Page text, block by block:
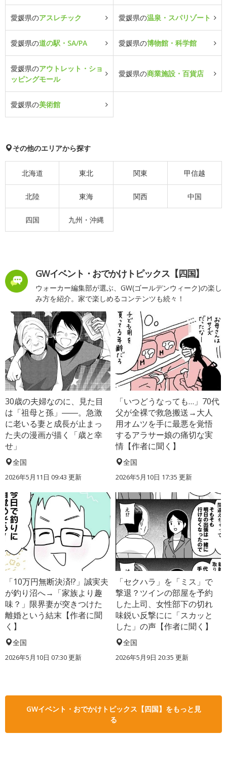
愛媛県のアスレチック 愛媛県の温泉・スパリゾート
愛媛県の道の駅・SA/PA 愛媛県の博物館・科学館
愛媛県のアウトレット・ショ
ッピングモール
愛媛県の商業施設・百貨店
愛媛県の美術館
その他のエリアから探す
北海道 東北 関東 甲信越
北陸 東海 関西 中国
四国 九州・沖縄
GWイベント・おでかけトピックス【四国】
ウォーカー編集部が選ぶ、GW(ゴールデンウィーク)の楽し
み方を紹介。家で楽しめるコンテンツも続々！
30歳の夫婦なのに、見た目
は「祖母と孫」――。急激
に老いる妻と成長が止まっ
た夫の漫画が描く「歳と幸
せ」
全国
2026年5月11日 09:43 更新
「いつどうなっても…」70代
父が全裸で救急搬送→大人
用オムツを手に最悪を覚悟
するアラサー娘の痛切な実
情【作者に聞く】
全国
2026年5月10日 17:35 更新
「10万円無断決済!?」誠実夫
が釣り沼へ→「家族より趣
味？」限界妻が突きつけた
離婚という結末【作者に聞
く】
全国
2026年5月10日 07:30 更新
「セクハラ」を「ミス」で
撃退？ツインの部屋を予約
した上司、女性部下の切れ
味鋭い反撃にに「スカッと
した」の声【作者に聞く】
全国
2026年5月9日 20:35 更新
GWイベント・おでかけトピックス【四国】をもっと見
る